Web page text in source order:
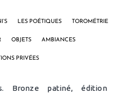
LES POÉTIQUES TOROMÉTRIE
OBJETS AMBIANCES
PRIVÉES
Bronze patiné, édition